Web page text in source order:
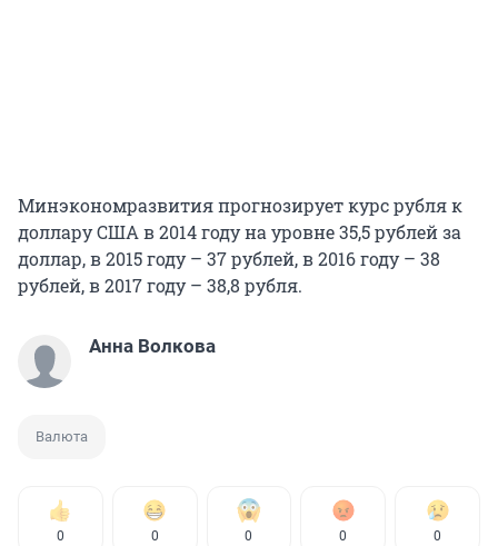
Минэкономразвития прогнозирует курс рубля к
доллару США в 2014 году на уровне 35,5 рублей за
доллар, в 2015 году – 37 рублей, в 2016 году – 38
рублей, в 2017 году – 38,8 рубля.
Анна Волкова
Валюта
0 0 0 0 0